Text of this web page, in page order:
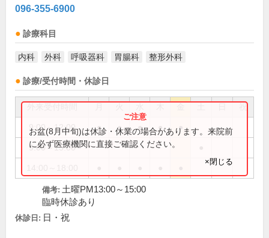
096-355-6900
診療科目
内科 外科 呼吸器科 胃腸科 整形外科
診療/受付時間・休診日
祝
9:00～12:00 ● ● ● ● ●
9:00～15:00
お盆(8月中旬)は休診・休業の場合があります。来院前
に必ず医療機関に直接ご確認ください。
×閉じる
備考: 土曜PM13:00～15:00
臨時休診あり
休診日: 日・祝